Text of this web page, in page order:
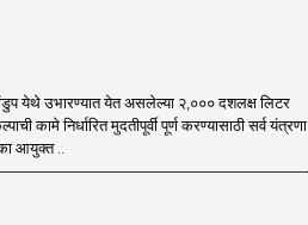
उभारण्यात येत असलेल्या २,००० दशलक्ष लिटर
कामे निर्धारित मुदतीपूर्वी पूर्ण करण्यासाठी सर्व यंत्रणा
आयुक्त ..